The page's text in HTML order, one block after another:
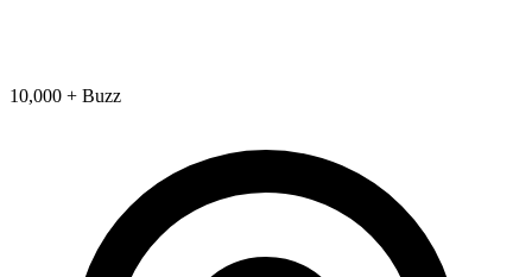
10,000 + Buzz